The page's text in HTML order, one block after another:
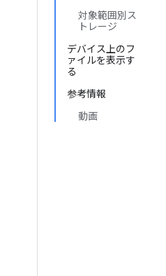
対象範囲別ス
トレージ
デバイス上のフ
ァイルを表示す
る
参考情報
動画